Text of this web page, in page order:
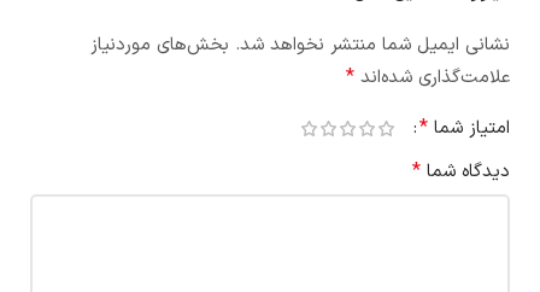
نشانی ایمیل شما منتشر نخواهد شد. بخش‌های موردنیاز
علامت‌گذاری شده‌اند *
امتیاز شما *
دیدگاه شما *